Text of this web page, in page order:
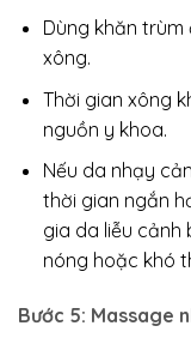
Dùng khăn trùm
xông.
Thời gian xông
nguồn y khoa.
Nếu da nhạy
thời gian ngắn
gia da liễu cảnh
nóng hoặc khó
Bước 5: Massage